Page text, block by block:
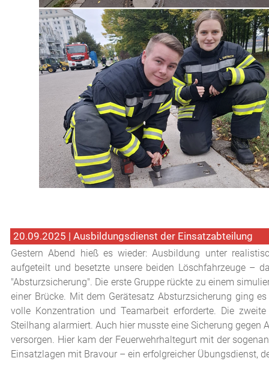
20.09.2025 | Ausbildungsdienst der Einsatzabteilung
Gestern Abend hieß es wieder: Ausbildung unter
aufgeteilt und besetzte unsere beiden Löschfahrzeuge –
"Absturzsicherung". Die erste Gruppe rückte zu einem
einer Brücke. Mit dem Gerätesatz Absturzsicherung ging
volle Konzentration und Teamarbeit erforderte. Die
Steilhang alarmiert. Auch hier musste eine Sicherung gegen
versorgen. Hier kam der Feuerwehrhaltegurt mit der
Einsatzlagen mit Bravour – ein erfolgreicher Übungsdienst,